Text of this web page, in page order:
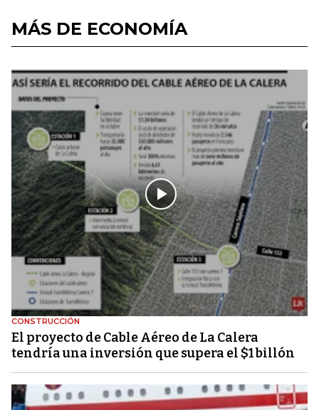
MÁS DE ECONOMÍA
CONSTRUCCIÓN
El proyecto de Cable Aéreo de La Calera
tendría una inversión que supera el $1 billón